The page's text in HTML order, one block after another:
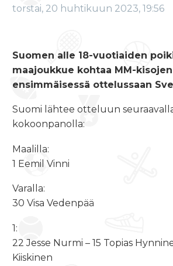
torstai, 20 huhtikuun 2023, 19:56
Suomen alle 18-vuotiaiden
maajoukkue kohtaa MM-kisojen
ensimmäisessä ottelussaan
Suomi lähtee otteluun
kokoonpanolla:
Maalilla:
1 Eemil Vinni
Varalla:
30 Visa Vedenpää
1:
22 Jesse Nurmi – 15 Topias
Kiiskinen